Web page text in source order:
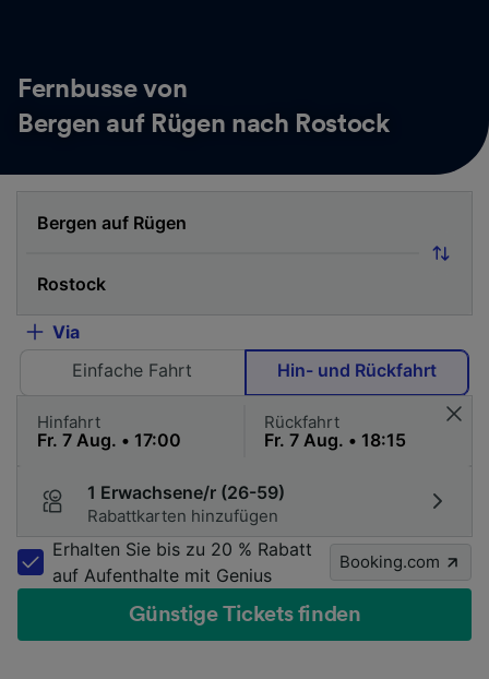
Fernbusse von
Bergen auf Rügen nach Rostock
Via
Einfache Fahrt
Hin- und Rückfahrt
Hinfahrt Rückfahrt
1 Erwachsene/r (26-59)
Rabattkarten hinzufügen
Erhalten Sie bis zu 20 % Rabatt
auf Aufenthalte mit Genius
Booking.com
Günstige Tickets finden